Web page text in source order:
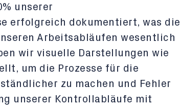
unserer
erfolgreich dokumentiert, was die
Arbeitsabläufen wesentlich
wir visuelle Darstellungen wie
um die Prozesse für die
zu machen und Fehler
unserer Kontrollabläufe mit